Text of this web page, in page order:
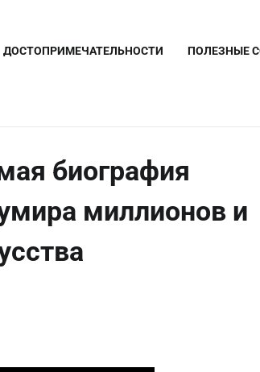
ДОСТОПРИМЕЧАТЕЛЬНОСТИ ПОЛЕЗНЫЕ
биография
миллионов и